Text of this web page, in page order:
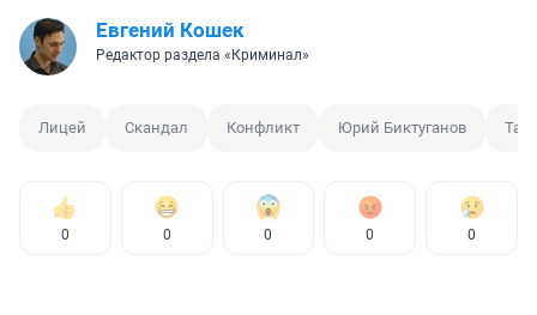
Евгений Кошек
Редактор раздела «Криминал»
Лицей Скандал Конфликт Юрий Биктуганов
0 0 0 0 0